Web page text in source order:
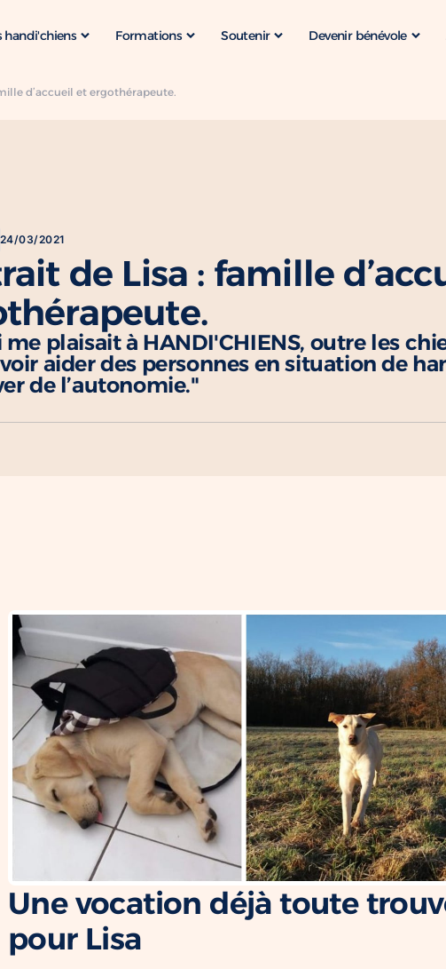
handi'chiens Formations Soutenir Devenir bénévole
d’accueil et ergothérapeute.
24/03/2021
de Lisa : famille
me plaisait à HANDI'CHIENS, outre les
aider des personnes en situation de
de l’autonomie."
Une vocation déjà toute
pour Lisa